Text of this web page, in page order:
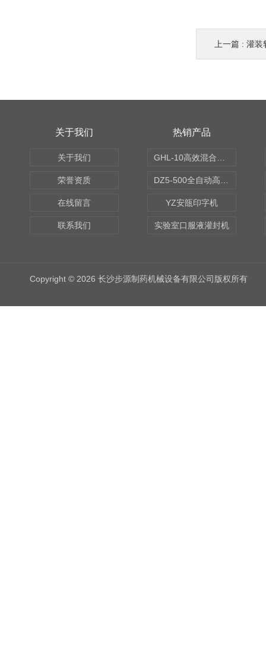
上一篇 : 灌装
关于我们
关于我们
荣誉资质
在线留言
联系我们
热销产品
YZ安瓿印字机
实验室口服液灌封机
Copyright © 2026 长沙步源制药机械设备有限公司版权所有